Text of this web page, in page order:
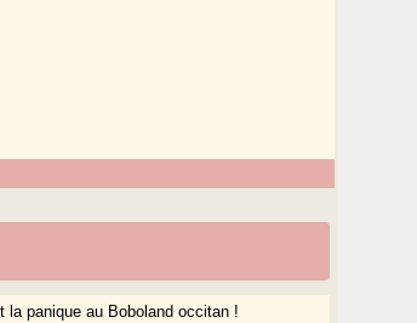
la panique au Boboland occitan !